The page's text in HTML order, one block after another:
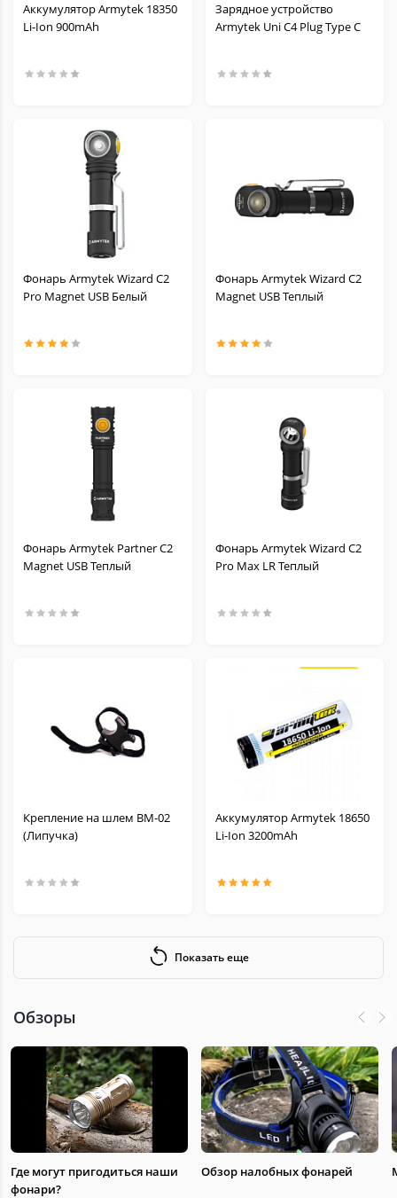
Аккумулятор Armytek 18350
Li-Ion 900mAh
Зарядное устройство
Armytek Uni C4 Plug Type C
Фонарь Armytek Wizard C2
Pro Magnet USB Белый
Фонарь Armytek Wizard C2
Magnet USB Теплый
Фонарь Armytek Partner C2
Magnet USB Теплый
Фонарь Armytek Wizard C2
Pro Max LR Теплый
Крепление на шлем BM-02
(Липучка)
Аккумулятор Armytek 18650
Li-Ion 3200mAh
Показать еще
Обзоры
Где могут пригодиться наши
фонари?
Обзор налобных фонарей